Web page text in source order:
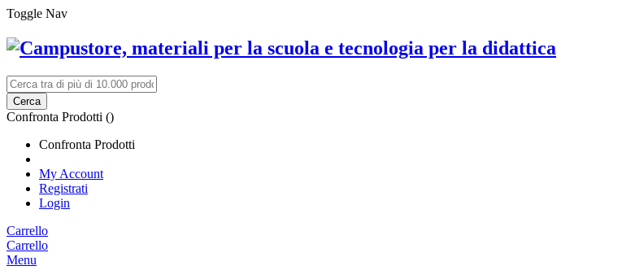
Toggle Nav
Cerca
Confronta Prodotti ()
Confronta Prodotti
My Account
Registrati
Login
Carrello
Carrello
Menu